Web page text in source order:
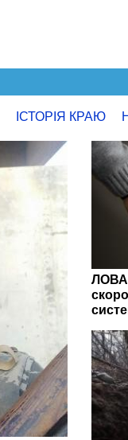
ІСТОРІЯ КРАЮ